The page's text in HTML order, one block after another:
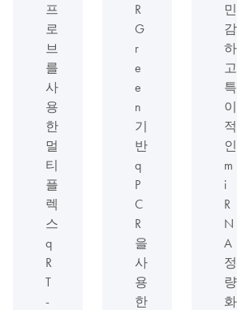
프
로
브
를
사
용
한
멀
티
플
렉
스
q
R
T
-
R
G
r
e
e
n
기
반
q
P
C
R
을
사
용
한
민
감
하
고
특
이
적
인
m
i
R
N
A
정
량
화